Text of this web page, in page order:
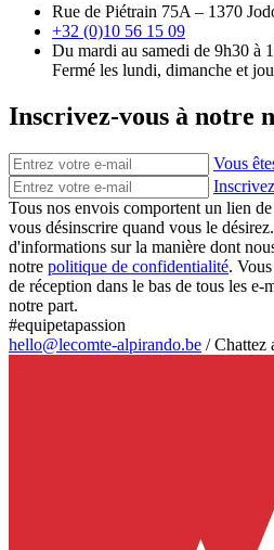
Rue de Piétrain 75A – 1370
+32 (0)10 56 15 09
Du mardi au samedi de 9h30 à
Fermé les lundi, dimanche et
Inscrivez-vous à notre
Vous
Tous nos envois comportent un lien
vous désinscrire quand vous le
d'informations sur la manière dont
notre politique de confidentialité.
de réception dans le bas de tous les e-
notre part.
#equipetapassion
hello@lecomte-alpirando.be /Chattez